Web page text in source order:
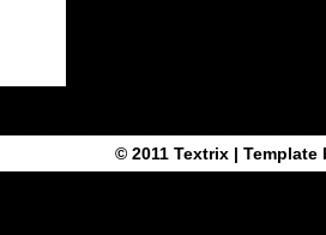
© 2011 Textrix| Template